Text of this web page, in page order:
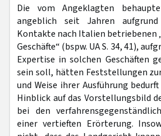
Die vom Angeklagten
angeblich seit Jahren
Kontakte nach Italien
Geschäfte“ (bspw. UA S. 34, 41),
Expertise in solchen Geschäften
sein soll, hätten Feststellungen
und Weise ihrer Ausführung
Hinblick auf das Vorstellungsbild
bei den
einer vertieften Erörterung.